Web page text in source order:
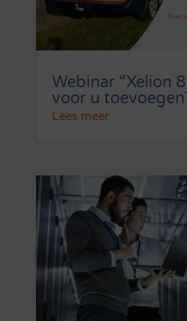
Webinar “Xelion
voor u
Lees meer